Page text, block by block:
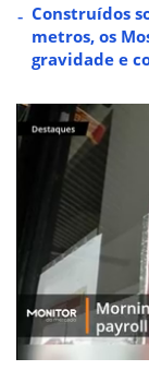
Construídos
metros, os
gravidade e